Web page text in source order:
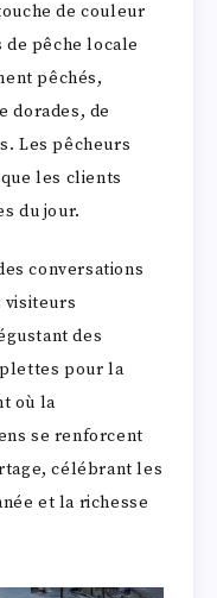
de couleur
de pêche locale
pêchés,
dorades, de
Les pêcheurs
les clients
du jour.
conversations
visiteurs
des
pour la
où la
se renforcent
célébrant les
et la richesse